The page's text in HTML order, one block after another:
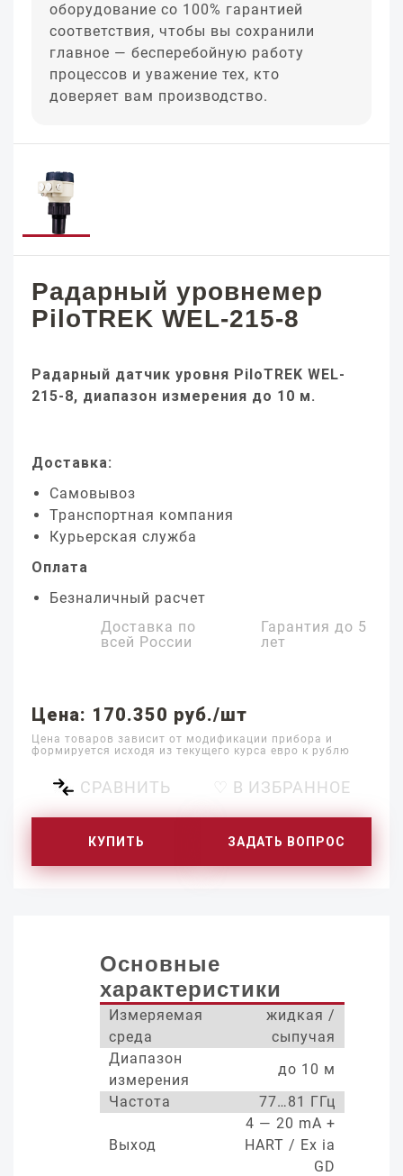
оборудование со 100% гарантией
соответствия, чтобы вы сохранили
главное — бесперебойную работу
процессов и уважение тех, кто
доверяет вам производство.
Радарный уровнемер
PiloTREK WEL-215-8
Радарный датчик уровня PiloTREK WEL-
215-8, диапазон измерения до 10 м.
Доставка:
Самовывоз
Транспортная компания
Курьерская служба
Оплата
Безналичный расчет
Доставка по
всей России
Гарантия до 5
лет
Цена: 170.350 руб./шт
Цена товаров зависит от модификации прибора и
формируется исходя из текущего курса евро к рублю
СРАВНИТЬ ♡ В ИЗБРАННОЕ
КУПИТЬ ЗАДАТЬ ВОПРОС
Основные
характеристики
Измеряемая
среда
жидкая /
сыпучая
Диапазон
измерения
до 10 м
Частота
77…81 ГГц
Выход
4 — 20 mA +
HART / Ex ia
GD